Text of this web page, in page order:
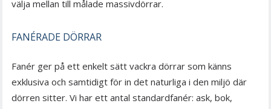
välja mellan till målade massivdörrar.
FANÉRADE DÖRRAR
Fanér ger på ett enkelt sätt vackra dörrar som känns
exklusiva och samtidigt för in det naturliga i den miljö där
dörren sitter. Vi har ett antal standardfanér: ask, bok,